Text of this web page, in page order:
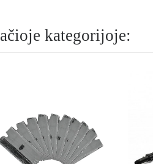
kategorijoje: